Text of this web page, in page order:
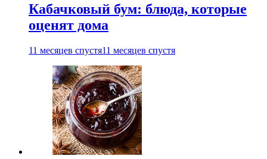
Кабачковый бум: блюда, которые
оценят дома
11 месяцев спустя11 месяцев спустя